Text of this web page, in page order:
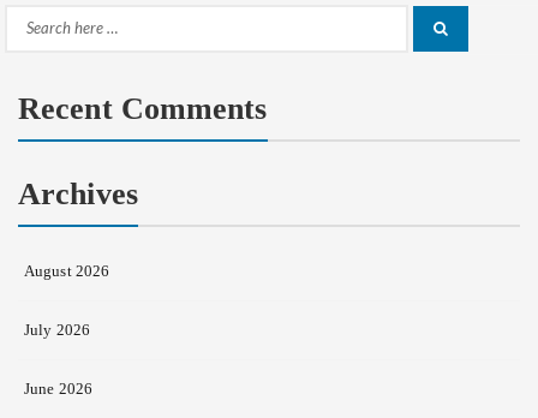
Search
Recent Comments
Archives
August 2026
July 2026
June 2026